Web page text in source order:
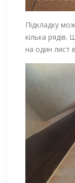
Підкладку
кілька
на один лист